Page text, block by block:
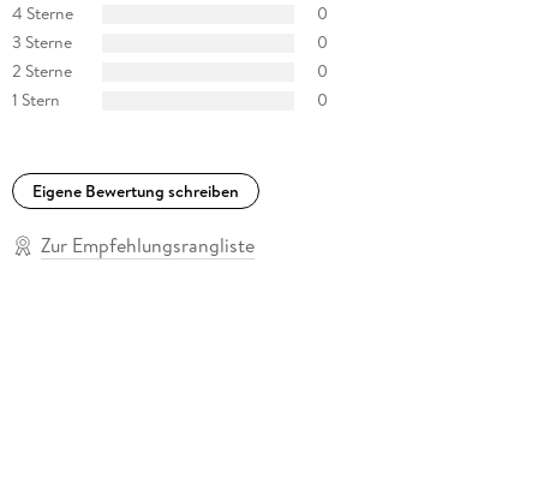
4 Sterne
0
3 Sterne
0
2 Sterne
0
1 Stern
0
Eigene Bewertung schreiben
Zur Empfehlungsrangliste